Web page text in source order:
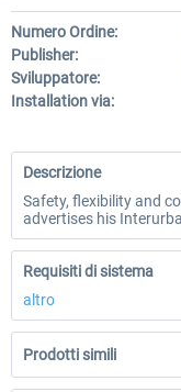
Numero Ordine:
Publisher:
Sviluppatore:
Installation via:
Descrizione
Safety, flexibility and
advertises his
Requisiti di sistema
altro
Prodotti simili